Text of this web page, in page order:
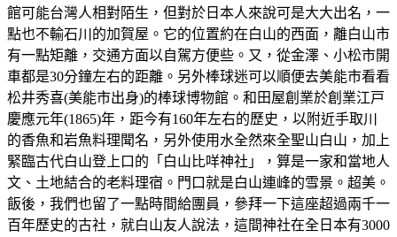
館可能台灣人相對陌生，但對於日本人來說可是大大出名，一
點也不輸石川的加賀屋。它的位置約在白山的西面，離白山市
有一點矩離，交通方面以自駕方便些。又，從金澤、小松市開
車都是30分鐘左右的距離。另外棒球迷可以順便去美能市看看
松井秀喜(美能市出身)的棒球博物館。和田屋創業於創業江戸
慶應元年(1865)年，距今有160年左右的歷史，以附近手取川
的香魚和岩魚料理聞名，另外使用水全然來全聖山白山，加上
緊臨古代白山登上口的「白山比咩神社」，算是一家和當地人
文、土地結合的老料理宿。門口就是白山連峰的雪景。超美。
飯後，我們也留了一點時間給團員，參拜一下這座超過兩千一
百年歷史的古社，就白山友人說法，這間神社在全日本有3000